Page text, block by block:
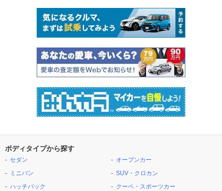
ボディタイプから探す
セダン
ミニバン
ハッチバック
オープンカー
SUV・クロカン
クーペ・スポーツカー